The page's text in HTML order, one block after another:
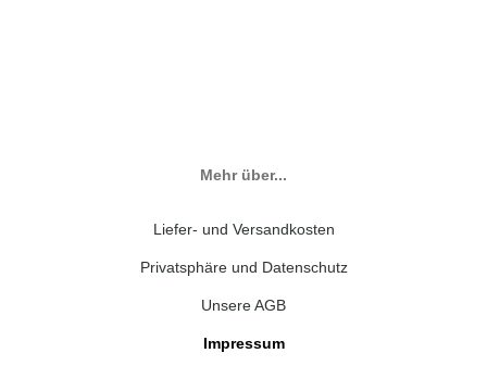
Mehr über...
Liefer- und Versandkosten
Privatsphäre und Datenschutz
Unsere AGB
Impressum